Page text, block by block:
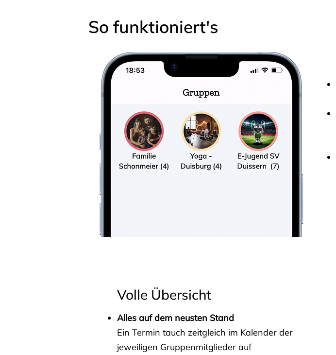
So funktioniert's
Volle Übersicht
Alles auf dem neusten Stand
Ein Termin tauch zeitgleich im Kalender der
jeweiligen Gruppenmitglieder auf